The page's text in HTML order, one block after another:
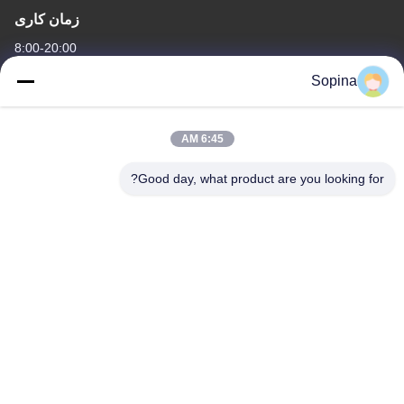
زمان کاری
8:00-20:00
آدرس ما Sopina
6:45 AM
Good day, what product are you looking for?